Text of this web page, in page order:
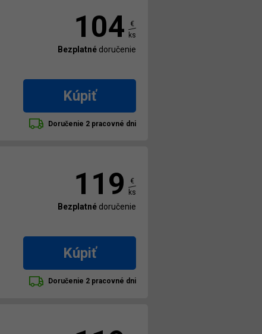
104
€
ks
Bezplatné doručenie
Kúpiť
Doručenie 2 pracovné dni
119
€
ks
Bezplatné doručenie
Kúpiť
Doručenie 2 pracovné dni